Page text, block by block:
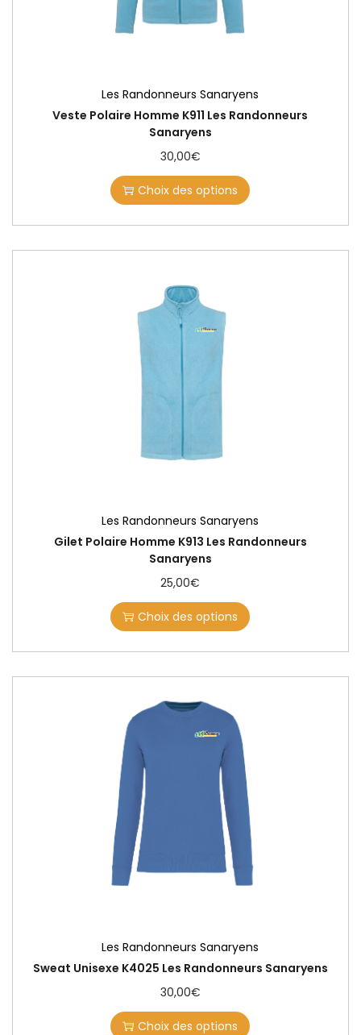
Les Randonneurs Sanaryens
Veste Polaire Homme K911 Les Randonneurs
Sanaryens
30,00€
Choix des options
Les Randonneurs Sanaryens
Gilet Polaire Homme K913 Les Randonneurs
Sanaryens
25,00€
Choix des options
Les Randonneurs Sanaryens
Sweat Unisexe K4025 Les Randonneurs Sanaryens
30,00€
Choix des options